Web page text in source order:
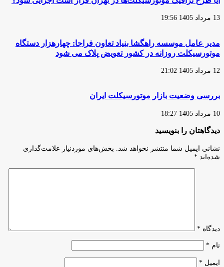
13 مرداد 1405 19:56
مدیر عامل موسسه راهگشا بنیاد تعاون فراجا: چهارهزار دستگاه
موتورسیکلت روزانه در کشور تعویض پلاک می شود
12 مرداد 1405 21:02
بررسی وضعیت بازار موتورسیکلت ایران
10 مرداد 1405 18:27
دیدگاهتان را بنویسید
نشانی ایمیل شما منتشر نخواهد شد.
بخش‌های موردنیاز علامت‌گذاری
شده‌اند *
دیدگاه *
نام *
ایمیل *